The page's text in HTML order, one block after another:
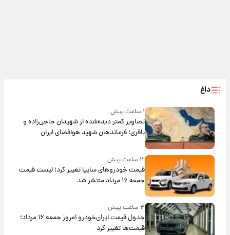
داغ
۱ ساعت پیش
تصاویر کمتر دیده‌شده از شهیدان حاجی‌زاده و
باقری؛ فرماندهان شهید هوافضای ایران
۳ ساعت پیش
قیمت خودروهای سایپا تغییر کرد؛ لیست قیمت
جمعه ۱۶ مرداد منتشر شد
۴ ساعت پیش
جدول قیمت ایران‌خودرو امروز جمعه ۱۶ مرداد؛
قیمت‌ها تغییر کرد